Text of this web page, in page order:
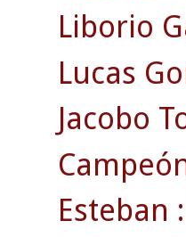
Liborio
Lucas
Jacobo
Esteban